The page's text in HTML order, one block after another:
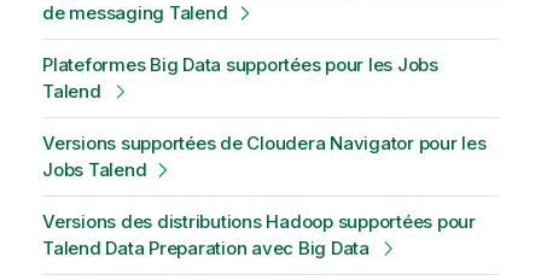
de messaging Talend
Plateformes Big Data supportées pour les Jobs
Talend
Versions supportées de Cloudera Navigator pour les
Jobs Talend
Versions des distributions Hadoop supportées pour
Talend Data Preparation avec Big Data